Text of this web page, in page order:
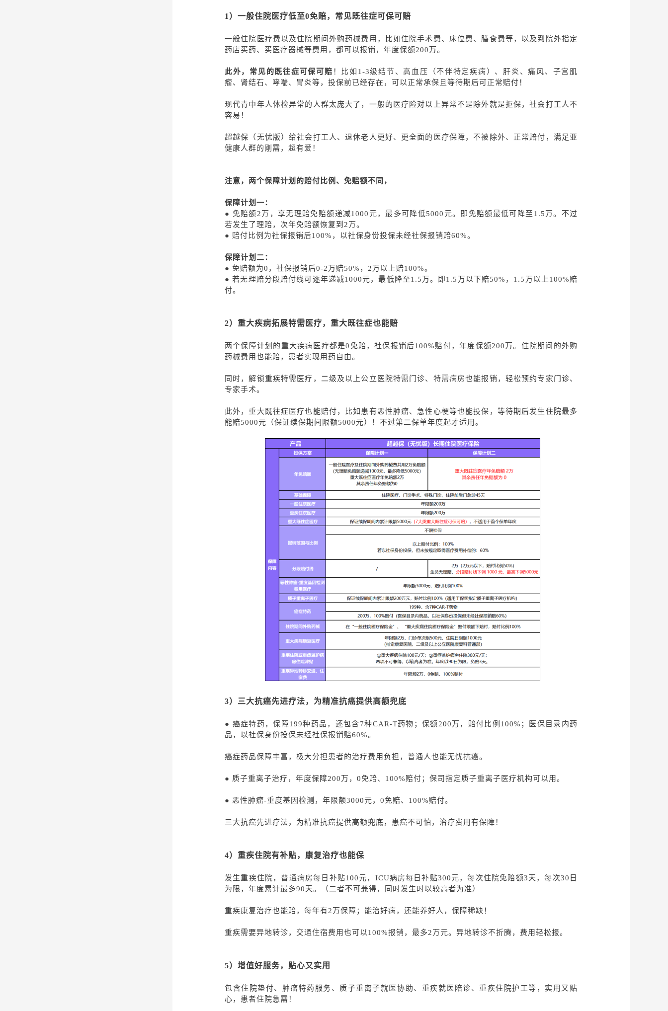
1） 一般住院医疗低至0免赔，常见既往症可保可赔
一般住院医疗费以及住院期间外购药械费用，比如住院手术费、床位费、膳食费等，以及到院外指定
药店买药、买医疗器械等费用，都可以报销，年度保额200万。
此外，常见的既往症可保可赔 ！比如 1-3级结节、高血压（不伴特定疾病）、肝炎、痛风、子宫肌
瘤、肾结石、哮喘、胃炎等，投保前已经存在，可以正常承保且等待期后可正常赔付！
现代青中年人体检异常的人群太庞大了，一般的医疗险对以上异常不是除外就是拒保，社会打工人不
容易！
超越保（无忧版）给社会打工人、退休老人更好、更全面的医疗保障，不被除外、正常赔付，满足亚
健康人群的刚需，超有爱！
注意，两个保障计划的赔付比例、免赔额不同，
保障计划一：
● 免赔额 2万，享无理赔免赔额递减1000元，最多可降低5000元。即免赔额最低可降至1.5万。不过
若发生了理赔，次年免赔额恢复到2万。
● 赔付比例为社保报销后100%，以社保身份投保未经社保报销赔60%。
保障计划二：
● 免赔额为0，社保报销后0-2万赔50%，2万以上赔100%。
● 若无理赔分段赔付线可逐年递减1000元，最低降至1.5万。即1.5万以下赔50%，1.5万以上100%赔
付。
2） 重大疾病拓展特需医疗，重大既往症也能赔
两个保障计划的重大疾病医疗都是0免赔，社保报销后100%赔付，年度保额200万。住院期间的外购
药械费用也能赔，患者实现用药自由。
同时，解锁重疾特需医疗，二级及以上公立医院特需门诊、特需病房也能报销，轻松预约专家门诊、
专家手术。
此外，重大既往症医疗也能赔付，比如患有恶性肿瘤、急性心梗等也能投保，等待期后发生住院最多
能赔5000元（保证续保期间限额5000元）！不过第二保单年度起才适用。
3）三大抗癌先进疗法，为精准抗癌提供高额兜底
● 癌症特药，保障199种药品，还包含7种CAR-T药物；保额200万，赔付比例100%；医保目录内药
品，以社保身份投保未经社保报销赔60%。
癌症药品保障丰富，极大分担患者的治疗费用负担，普通人也能无忧抗癌。
● 质子重离子治疗，年度保障200万，0免赔、100%赔付；保司指定质子重离子医疗机构可以用。
● 恶性肿瘤-重度基因检测，年限额3000元，0免赔、100%赔付。
三大抗癌先进疗法，为精准抗癌提供高额兜底，患癌不可怕，治疗费用有保障！
4）重疾住院有补贴，康复治疗也能保
发生重疾住院，普通病房每日补贴100元，ICU病房每日补贴300元，每次住院免赔额3天，每次30日
为限，年度累计最多90天。（二者不可兼得，同时发生时以较高者为准）
重疾康复治疗也能赔，每年有2万保障；能治好病，还能养好人，保障稀缺！
重疾需要异地转诊，交通住宿费用也可以 100%报销，最多2万元。异地转诊不折腾，费用轻松报。
5）增值好服务，贴心又实用
包含住院垫付、肿瘤特药服务、质子重离子就医协助、重疾就医陪诊、重疾住院护工等，实用又贴
心，患者住院急需！